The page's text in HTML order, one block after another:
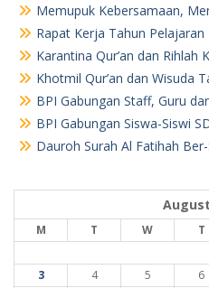
Memupuk Kebersamaan,
Rapat Kerja Tahun
Karantina Qur’an dan Rihlah
Khotmil Qur’an dan Wisuda
BPI Gabungan Staff, Guru
BPI Gabungan Siswa-Siswi
Dauroh Surah Al Fatihah
M T W T
3
4 5 6